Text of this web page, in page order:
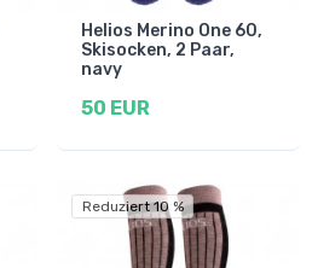
Helios Merino One 60,
Skisocken, 2 Paar,
navy
50 EUR
Reduziert 10 %